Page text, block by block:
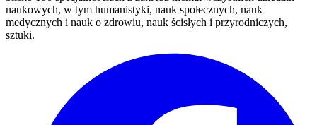
naukowych, w tym humanistyki, nauk społecznych, nauk
medycznych i nauk o zdrowiu, nauk ścisłych i przyrodniczych,
sztuki.